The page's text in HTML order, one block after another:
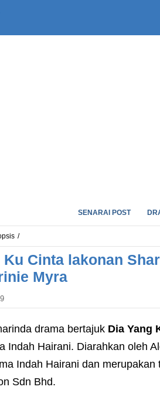
SENARAI POST
/
Ku Cinta lakonan
Myra
drama bertajuk Dia Yang
Indah Hairani. Diarahkan oleh
Indah Hairani dan merupakan
Sdn Bhd.